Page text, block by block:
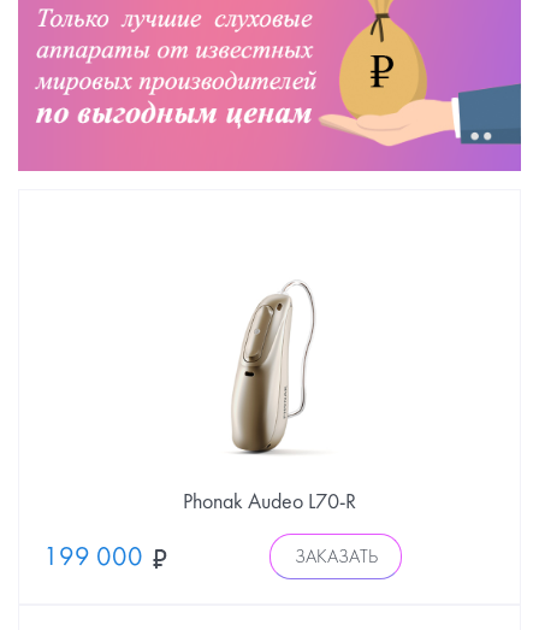
Phonak Audeo L70-R
199 000 ЗАКАЗАТЬ